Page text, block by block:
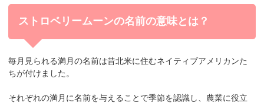
ストロベリームーンの名前の意味とは？
毎月見られる満月の名前は昔北米に住むネイティブアメリカンた
ちが付けました。
それぞれの満月に名前を与えることで季節を認識し、農業に役立